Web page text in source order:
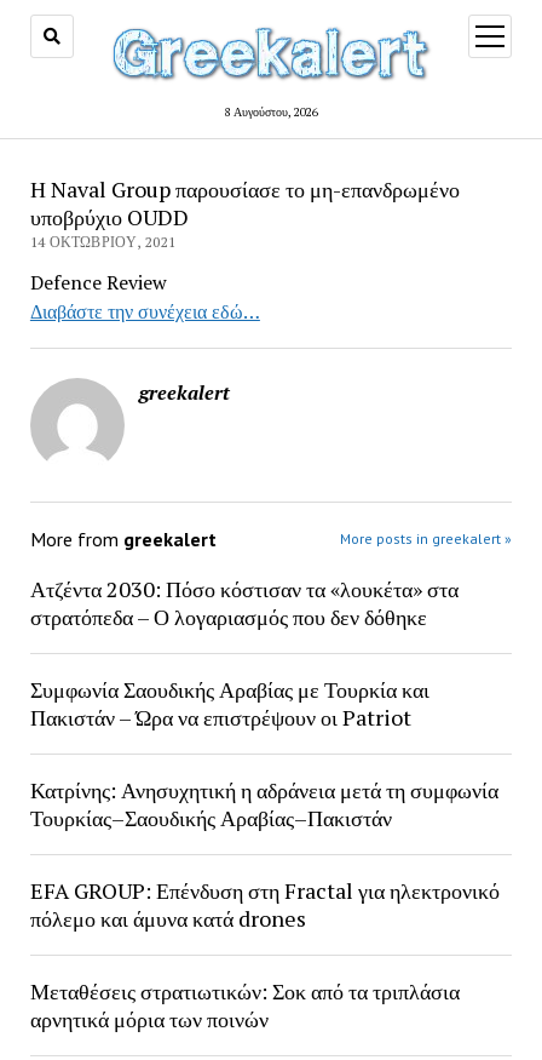
8 Αυγούστου, 2026
open
menu
Η Naval Group παρουσίασε το μη-επανδρωμένο
υποβρύχιο OUDD
14 ΟΚΤΩΒΡΊΟΥ, 2021
Defence Review
Διαβάστε την συνέχεια εδώ…
greekalert
More from greekalert More posts in greekalert »
Ατζέντα 2030: Πόσο κόστισαν τα «λουκέτα» στα
στρατόπεδα – Ο λογαριασμός που δεν δόθηκε
Συμφωνία Σαουδικής Αραβίας με Τουρκία και
Πακιστάν – Ώρα να επιστρέψουν οι Patriot
Κατρίνης: Ανησυχητική η αδράνεια μετά τη συμφωνία
Τουρκίας–Σαουδικής Αραβίας–Πακιστάν
EFA GROUP: Επένδυση στη Fractal για ηλεκτρονικό
πόλεμο και άμυνα κατά drones
Μεταθέσεις στρατιωτικών: Σοκ από τα τριπλάσια
αρνητικά μόρια των ποινών